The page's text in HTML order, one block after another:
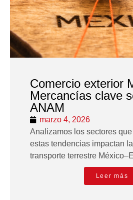
Comercio exterior
Mercancías clave
ANAM
marzo 4, 2026
Analizamos los sectores
estas tendencias impactan
transporte terrestre
Leer más